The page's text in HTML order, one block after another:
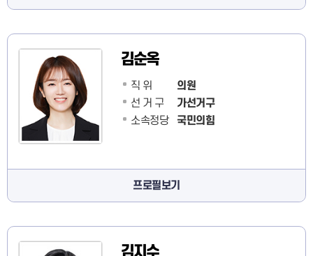
김순옥
직 위
의원
선 거 구
가선거구
소속정당
국민의힘
프로필보기
김지수